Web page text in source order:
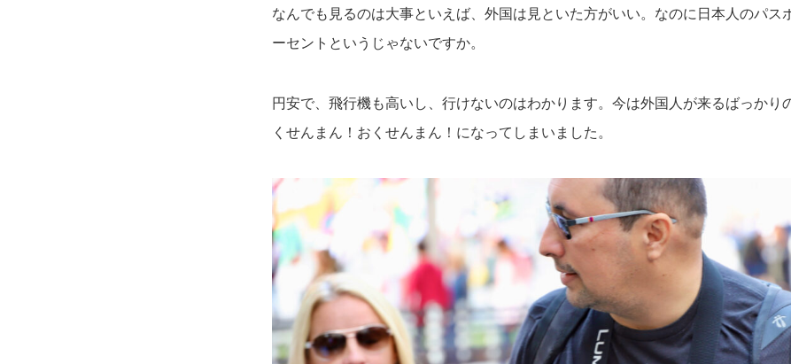
なんでも見るのは大事といえば、外国は見といた方がいい。なのに日本人のパス
ーセントというじゃないですか。
円安で、飛行機も高いし、行けないのはわかります。今は外国人が来るばっか
くせんまん！おくせんまん！になってしまいました。